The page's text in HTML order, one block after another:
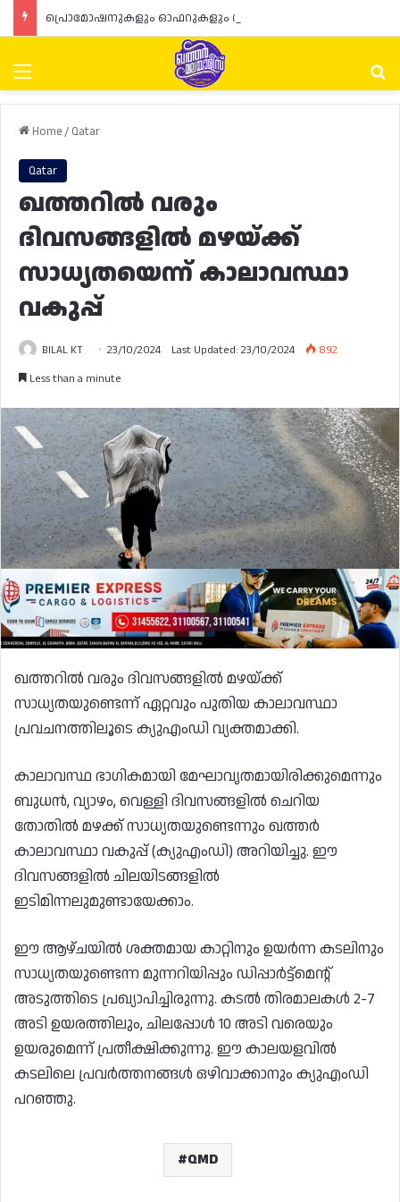
Menu
Home/ Qatar
Qatar
ഖത്തറിൽ വരും
ദിവസങ്ങളിൽ മഴയ്ക്ക്
സാധ്യതയെന്ന് കാലാവസ്ഥാ
വകുപ്പ്
BILAL KT 23/10/2024 Last Updated: 23/10/2024
892
Less than a minute
ഖത്തറിൽ വരും ദിവസങ്ങളിൽ മഴയ്ക്ക്
സാധ്യതയുണ്ടെന്ന് ഏറ്റവും പുതിയ കാലാവസ്ഥാ
പ്രവചനത്തിലൂടെ ക്യുഎംഡി വ്യക്തമാക്കി.
കാലാവസ്ഥ ഭാഗികമായി മേഘാവൃതമായിരിക്കുമെന്നും
ബുധൻ, വ്യാഴം, വെള്ളി ദിവസങ്ങളിൽ ചെറിയ
തോതിൽ മഴക്ക് സാധ്യതയുണ്ടെന്നും ഖത്തർ
കാലാവസ്ഥാ വകുപ്പ് (ക്യുഎംഡി) അറിയിച്ചു. ഈ
ദിവസങ്ങളിൽ ചിലയിടങ്ങളിൽ
ഇടിമിന്നലുമുണ്ടായേക്കാം.
ഈ ആഴ്‌ചയിൽ ശക്തമായ കാറ്റിനും ഉയർന്ന കടലിനും
സാധ്യതയുണ്ടെന്ന മുന്നറിയിപ്പും ഡിപ്പാർട്ട്‌മെൻ്റ്
അടുത്തിടെ പ്രഖ്യാപിച്ചിരുന്നു. കടൽ തിരമാലകൾ 2-7
അടി ഉയരത്തിലും, ചിലപ്പോൾ 10 അടി വരെയും
ഉയരുമെന്ന് പ്രതീക്ഷിക്കുന്നു. ഈ കാലയളവിൽ
കടലിലെ പ്രവർത്തനങ്ങൾ ഒഴിവാക്കാനും ക്യുഎംഡി
പറഞ്ഞു.
QMD